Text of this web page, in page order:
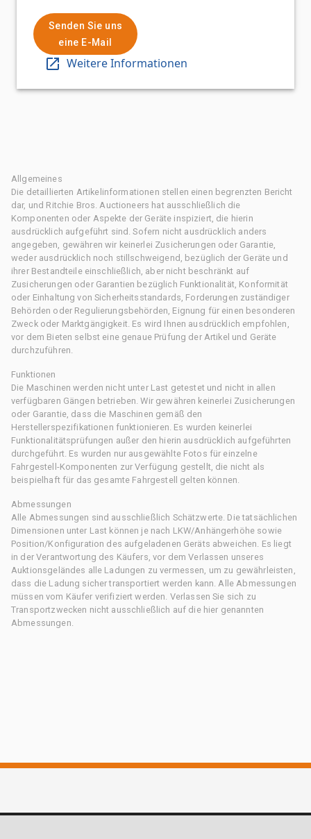
Senden Sie uns
eine E-Mail
Weitere Informationen
Allgemeines
Die detaillierten Artikelinformationen stellen einen begrenzten Bericht
dar, und Ritchie Bros. Auctioneers hat ausschließlich die
Komponenten oder Aspekte der Geräte inspiziert, die hierin
ausdrücklich aufgeführt sind. Sofern nicht ausdrücklich anders
angegeben, gewähren wir keinerlei Zusicherungen oder Garantie,
weder ausdrücklich noch stillschweigend, bezüglich der Geräte und
ihrer Bestandteile einschließlich, aber nicht beschränkt auf
Zusicherungen oder Garantien bezüglich Funktionalität, Konformität
oder Einhaltung von Sicherheitsstandards, Forderungen zuständiger
Behörden oder Regulierungsbehörden, Eignung für einen besonderen
Zweck oder Marktgängigkeit. Es wird Ihnen ausdrücklich empfohlen,
vor dem Bieten selbst eine genaue Prüfung der Artikel und Geräte
durchzuführen.
Funktionen
Die Maschinen werden nicht unter Last getestet und nicht in allen
verfügbaren Gängen betrieben. Wir gewähren keinerlei Zusicherungen
oder Garantie, dass die Maschinen gemäß den
Herstellerspezifikationen funktionieren. Es wurden keinerlei
Funktionalitätsprüfungen außer den hierin ausdrücklich aufgeführten
durchgeführt. Es wurden nur ausgewählte Fotos für einzelne
Fahrgestell-Komponenten zur Verfügung gestellt, die nicht als
beispielhaft für das gesamte Fahrgestell gelten können.
Abmessungen
Alle Abmessungen sind ausschließlich Schätzwerte. Die tatsächlichen
Dimensionen unter Last können je nach LKW/Anhängerhöhe sowie
Position/Konfiguration des aufgeladenen Geräts abweichen. Es liegt
in der Verantwortung des Käufers, vor dem Verlassen unseres
Auktionsgeländes alle Ladungen zu vermessen, um zu gewährleisten,
dass die Ladung sicher transportiert werden kann. Alle Abmessungen
müssen vom Käufer verifiziert werden. Verlassen Sie sich zu
Transportzwecken nicht ausschließlich auf die hier genannten
Abmessungen.